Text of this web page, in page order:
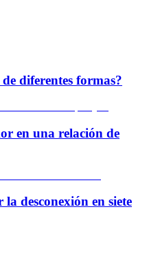
diferentes formas?
en una relación de
desconexión en siete